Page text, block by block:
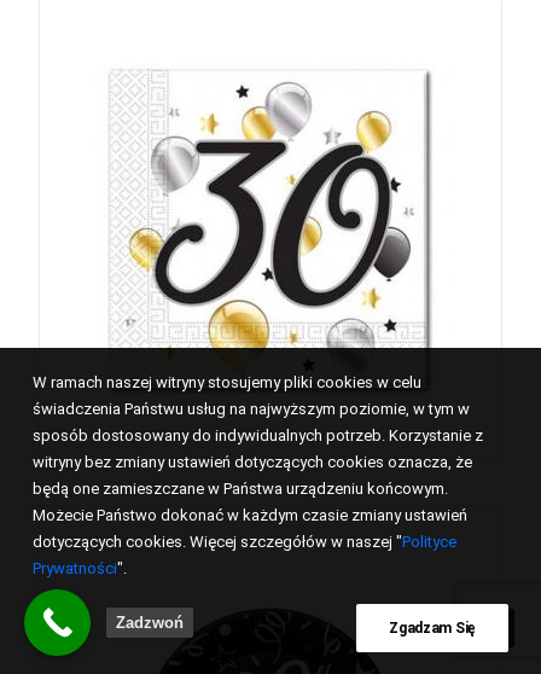
W ramach naszej witryny stosujemy pliki cookies w celu
świadczenia Państwu usług na najwyższym poziomie, w tym w
sposób dostosowany do indywidualnych potrzeb. Korzystanie z
witryny bez zmiany ustawień dotyczących cookies oznacza, że
będą one zamieszczane w Państwa urządzeniu końcowym.
Możecie Państwo dokonać w każdym czasie zmiany ustawień
dotyczących cookies. Więcej szczegółów w naszej "Polityce
Prywatności".
Zgadzam Się
Zadzwoń